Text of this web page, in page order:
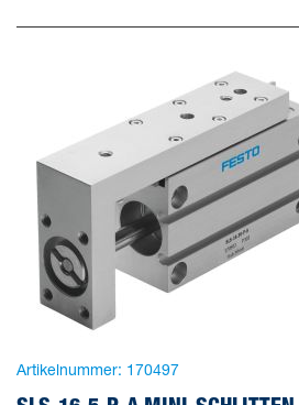
Artikelnummer: 170497